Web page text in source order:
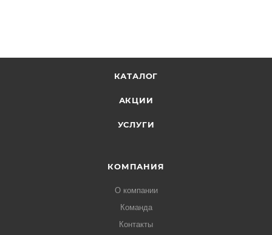
КАТАЛОГ
АКЦИИ
УСЛУГИ
КОМПАНИЯ
О компании
Команда
Контакты